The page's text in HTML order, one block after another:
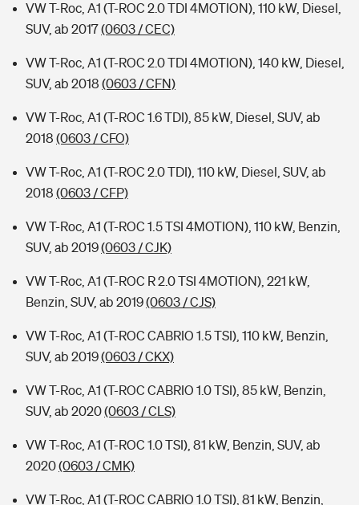
Kinderunfall-Check: Mehr Sicherheit für deine Kids
Typklassen: So ist Ihr Auto eingestuft
VW T-Roc, A1 (T-ROC 2.0 TDI 4MOTION), 110 kW, Diesel,
SUV, ab 2017(0603 / CEC)
VW T-Roc, A1 (T-ROC 2.0 TDI 4MOTION), 140 kW, Diesel,
SUV, ab 2018 (0603 / CFN)
VW T-Roc, A1 (T-ROC 1.6 TDI), 85 kW, Diesel, SUV, ab
2018 (0603 / CFO)
VW T-Roc, A1 (T-ROC 2.0 TDI), 110 kW, Diesel, SUV, ab
2018 (0603 / CFP)
VW T-Roc, A1 (T-ROC 1.5 TSI 4MOTION), 110 kW, Benzin,
SUV, ab 2019(0603 / CJK)
VW T-Roc, A1 (T-ROC R 2.0 TSI 4MOTION), 221 kW,
Benzin, SUV, ab 2019(0603 / CJS)
VW T-Roc, A1 (T-ROC CABRIO 1.5 TSI), 110 kW, Benzin,
SUV, ab 2019(0603 / CKX)
VW T-Roc, A1 (T-ROC CABRIO 1.0 TSI), 85 kW, Benzin,
SUV, ab 2020(0603 / CLS)
VW T-Roc, A1 (T-ROC 1.0 TSI), 81 kW, Benzin, SUV, ab
2020(0603 / CMK)
VW T-Roc, A1 (T-ROC CABRIO 1.0 TSI), 81 kW, Benzin,